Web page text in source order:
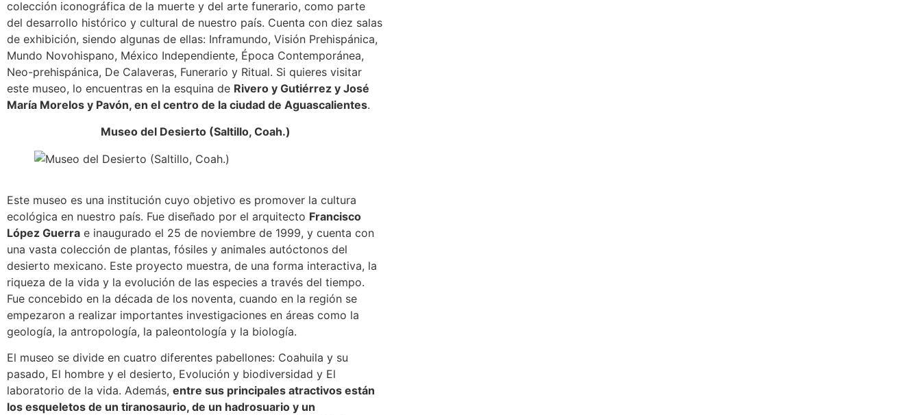
colección iconográfica de la muerte y del arte funerario, como parte
del desarrollo histórico y cultural de nuestro país. Cuenta con diez salas
de exhibición, siendo algunas de ellas: Inframundo, Visión Prehispánica,
Mundo Novohispano, México Independiente, Época Contemporánea,
Neo-prehispánica, De Calaveras, Funerario y Ritual. Si quieres visitar
este museo, lo encuentras en la esquina de Rivero y Gutiérrez y José
María Morelos y Pavón, en el centro de la ciudad de Aguascalientes.
Museo del Desierto (Saltillo, Coah.)
Este museo es una institución cuyo objetivo es promover la cultura
ecológica en nuestro país. Fue diseñado por el arquitecto Francisco
López Guerra e inaugurado el 25 de noviembre de 1999, y cuenta con
una vasta colección de plantas, fósiles y animales autóctonos del
desierto mexicano. Este proyecto muestra, de una forma interactiva, la
riqueza de la vida y la evolución de las especies a través del tiempo.
Fue concebido en la década de los noventa, cuando en la región se
empezaron a realizar importantes investigaciones en áreas como la
geología, la antropología, la paleontología y la biología.
El museo se divide en cuatro diferentes pabellones: Coahuila y su
pasado, El hombre y el desierto, Evolución y biodiversidad y El
laboratorio de la vida. Además, entre sus principales atractivos están
los esqueletos de un tiranosaurio, de un hadrosuario y un